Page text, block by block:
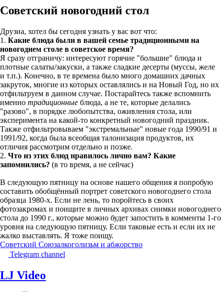
Советский новогодний стол
Друзиа, хотел бы сегодня узнать у вас вот что:
1. Какие блюда были в вашей семье традиционными на
новогоднем столе в советское время?
Я сразу отграничу: интересуют горячие "большие" блюда и
плотные салаты/закуски, а также сладкие десерты (муссы, желе
и т.п.). Конечно, в те времена было много домашних дачных
закруток, многие из которых оставлялись и на Новый Год, но их
отфильтруем в данном случае. Постарайтесь также вспомнить
именно традиционные блюда, а не те, которые делались
"разово", в порядке любопытства, оживления стола, или
эксперимента на какой-то конкретный новогодний праздник.
Также отфильтровываем "экстремальные" новые года 1990/91 и
1991/92, когда была всеобщая талонизация продуктов, их
отличия рассмотрим отдельно и позже.
2. Что из этих блюд нравилось лично вам? Какие
запомнились? (в то время, а не сейчас)
В следующую пятницу на основе нашего общения я попробую
составить обобщённый портрет советского новогоднего стола
образца 1980-х. Если не лень, то поройтесь в своих
фотозакромах и поищите в личных архивах снимки новогоднего
стола до 1990 г., которые можно будет запостить в комменты 1-го
уровня на следующую пятницу. Если таковые есть и если их не
жалко выставлять. Я тоже поищу.
Советский Союзалкоголизьм и абжорство
Telegram channel
LJ Video